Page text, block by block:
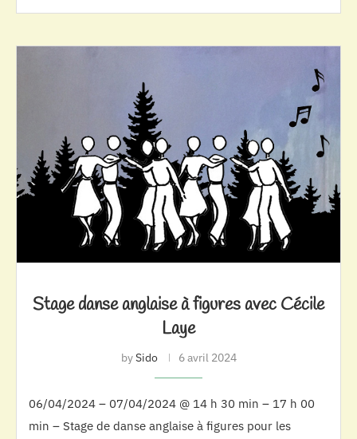
Stage danse anglaise à figures avec Cécile
Laye
bySido 6 avril 2024
06/04/2024 – 07/04/2024 @ 14 h 30 min – 17 h 00
min – Stage de danse anglaise à figures pour les